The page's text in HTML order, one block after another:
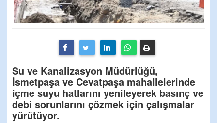
Su ve Kanalizasyon Müdürlüğü,
İsmetpaşa ve Cevatpaşa mahallelerinde
içme suyu hatlarını yenileyerek basınç ve
debi sorunlarını çözmek için çalışmalar
yürütüyor.